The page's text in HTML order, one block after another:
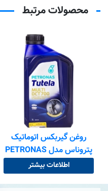
محصولات مرتبط
روغن گیربکس اتوماتیک
پتروناس مدل PETRONAS
1 لیتر
اطلاعات بیشتر